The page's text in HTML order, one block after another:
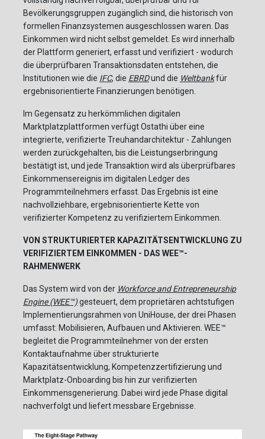
Bevölkerungsgruppen zugänglich sind, die historisch von
formellen Finanzsystemen ausgeschlossen waren. Das
Einkommen wird nicht selbst gemeldet. Es wird innerhalb
der Plattform generiert, erfasst und verifiziert - wodurch
die überprüfbaren Transaktionsdaten entstehen, die
Institutionen wie die IFC, die EBRDund die Weltbankfür
ergebnisorientierte Finanzierungen benötigen.
Im Gegensatz zu herkömmlichen digitalen
Marktplatzplattformen verfügt Ostathi über eine
integrierte, verifizierte Treuhandarchitektur - Zahlungen
werden zurückgehalten, bis die Leistungserbringung
bestätigt ist, und jede Transaktion wird als überprüfbares
Einkommensereignis im digitalen Ledger des
Programmteilnehmers erfasst. Das Ergebnis ist eine
nachvollziehbare, ergebnisorientierte Kette von
verifizierter Kompetenz zu verifiziertem Einkommen.
VON STRUKTURIERTER KAPAZITÄTSENTWICKLUNG ZU
VERIFIZIERTEM EINKOMMEN - DAS WEE™-
RAHMENWERK
Das System wird von der Workforce and Entrepreneurship
Engine (WEE™)gesteuert, dem proprietären achtstufigen
Implementierungsrahmen von UniHouse, der drei Phasen
umfasst: Mobilisieren, Aufbauen und Aktivieren. WEE™
begleitet die Programmteilnehmer von der ersten
Kontaktaufnahme über strukturierte
Kapazitätsentwicklung, Kompetenzzertifizierung und
Marktplatz-Onboarding bis hin zur verifizierten
Einkommensgenerierung. Dabei wird jede Phase digital
nachverfolgt und liefert messbare Ergebnisse.